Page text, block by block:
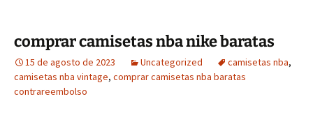
comprar camisetas nba nike baratas
15 de agosto de 2023 Uncategorized camisetas nba,
camisetas nba vintage, comprar camisetas nba baratas
contrareembolso